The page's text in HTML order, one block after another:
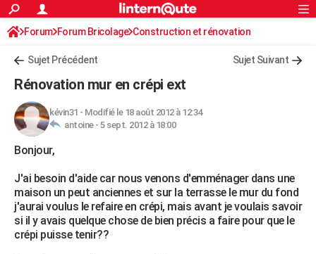
ACTUALITÉS
Politique
Société
Faits Divers
Education
Monde
Villes
+
FINANCE
Retraite
Impôts
Epargne
Immobilier
Risques naturels par ville
Banque
Assurance
Crédit
AUTO
Essais
Réserver un essai
Citadines
Berlines
SUV
Forum auto
+HIGH-TECH
Mobiles
Meilleur smartphone
Internet
Ordinateurs
Jeux vidéo
Guide high-tech
+BRICOLAGE
Forum
Aménagement intérieur
Extérieur
Cuisine
Salle de bains
Jardinage
Rangement
WEEK-END
Guides de France
Escapades
Patrimoine
Expositions
Musées
Week-end nature
Rechercher
S'inscrire
Connexion
Forum Forum Bricolage Construction et rénovation
Sujet Précédent Sujet Suivant
Rénovation mur en crépi ext
kévin31 - Modifié le 18 août 2012 à 12:34
antoine - 5 sept. 2012 à 18:00
Bonjour,
J'ai besoin d'aide car nous venons d'emménager dans une
maison un peut anciennes et sur la terrasse le mur du fond
j'aurai voulus le refaire en crépi, mais avant je voulais savoir
si il y avais quelque chose de bien précis a faire pour que le
crépi puisse tenir??